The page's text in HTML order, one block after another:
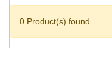
0 Product(s) found